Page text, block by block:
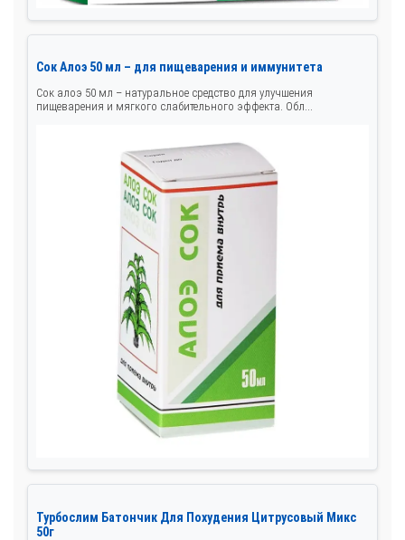
Сок Алоэ 50 мл – для пищеварения и иммунитета
Сок алоэ 50 мл – натуральное средство для улучшения
пищеварения и мягкого слабительного эффекта. Обл...
Турбослим Батончик Для Похудения Цитрусовый Микс
50г